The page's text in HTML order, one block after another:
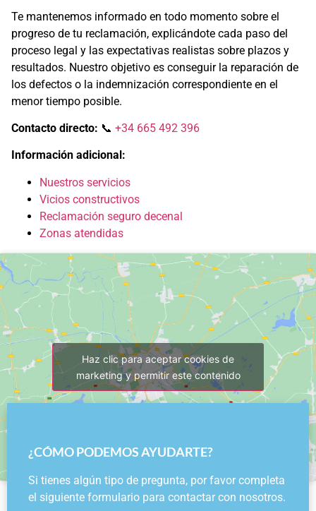
Te mantenemos informado en todo momento sobre el
progreso de tu reclamación, explicándote cada paso del
proceso legal y las expectativas realistas sobre plazos y
resultados. Nuestro objetivo es conseguir la reparación de
los defectos o la indemnización correspondiente en el
menor tiempo posible.
Contacto directo: 📞 +34 665 492 396
Información adicional:
Nuestros servicios
Vicios constructivos
Reclamación seguro decenal
Zonas atendidas
Haz clic para aceptar cookies de
marketing y permitir este contenido
¿CÓMO PODEMOS AYUDARTE?
Si tienes algún tipo de pregunta, por favor completa
el siguiente formulario para contactar con nosotros.